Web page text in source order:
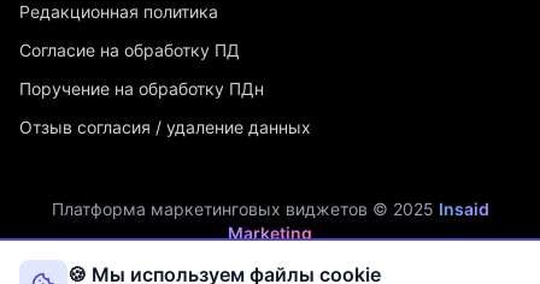
Редакционная политика
Согласие на обработку ПД
Поручение на обработку ПДн
Отзыв согласия / удаление данных
Платформа маркетинговых виджетов © 2025 Insaid
Marketing
ИП Мухамадеев Р.А. | ИНН: 740704342750 | ОГРНИП:
🍪 Мы используем файлы cookie